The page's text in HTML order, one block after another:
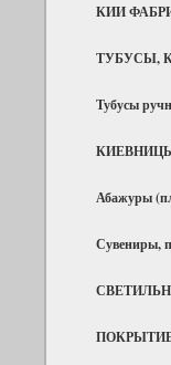
КИИ
ТУБУСЫ,
Тубусы
Абажуры
Сувениры,